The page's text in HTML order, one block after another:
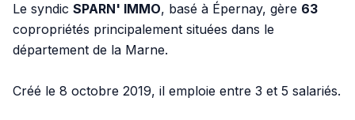
Le syndic SPARN' IMMO, basé à Épernay, gère 63
copropriétés principalement situées dans le
département de la Marne.
Créé le 8 octobre 2019, il emploie entre 3 et 5 salariés.